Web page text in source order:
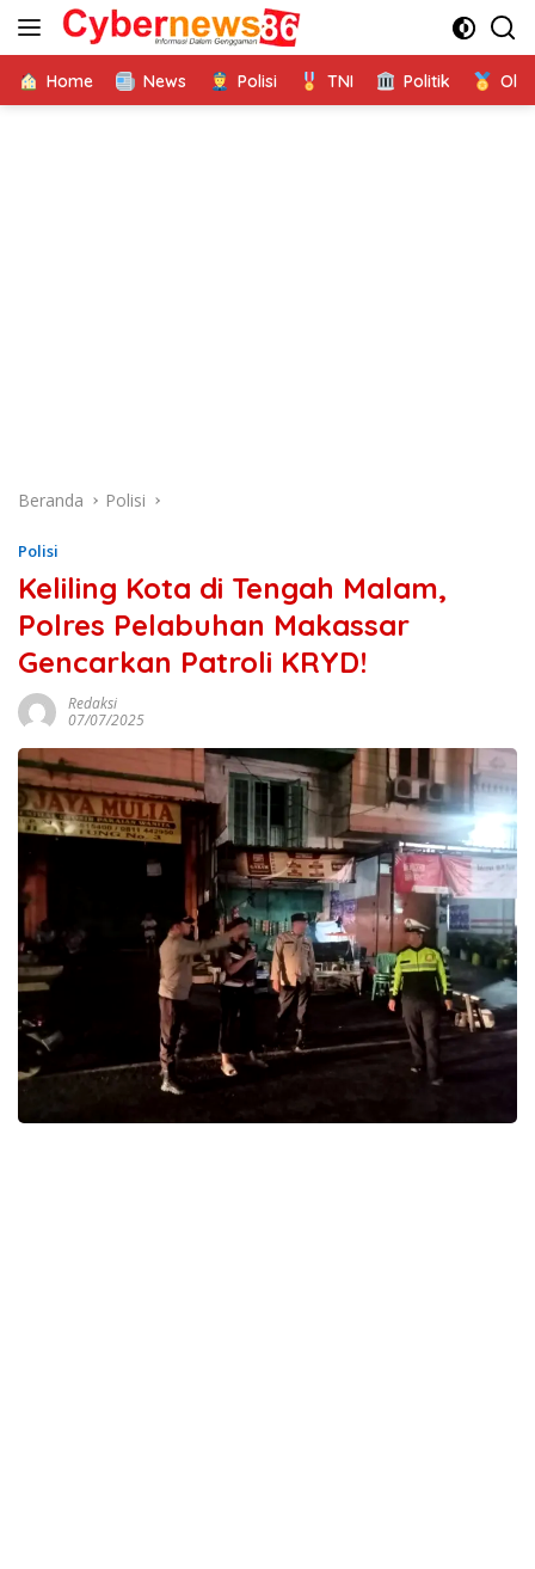
Langsung
Home News Polisi TNI Politik
Beranda Polisi
Polisi
Keliling Kota di Tengah Malam,
Polres Pelabuhan Makassar
Gencarkan Patroli KRYD!
Redaksi
07/07/2025